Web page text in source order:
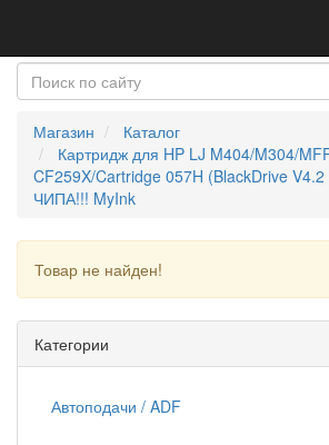
Магазин
Каталог
Картридж для HP LJ M404/M304/
CF259X/Cartridge 057H (BlackDrive
ЧИПА!!! MyInk
Товар не найден!
Категории
Автоподачи / ADF